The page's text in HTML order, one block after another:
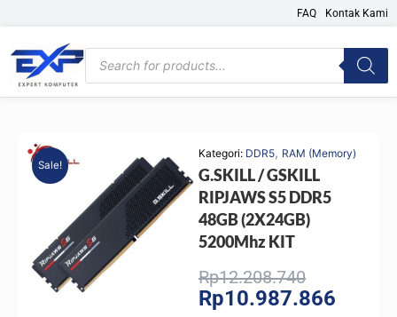
content
FAQ Kontak Kami
Products
search
Sale!
Kategori: DDR5, RAM (Memory)
G.SKILL / GSKILL
RIPJAWS S5 DDR5
48GB (2X24GB)
5200Mhz KIT
Rp12.208.740Original
price
Rp10.987.866